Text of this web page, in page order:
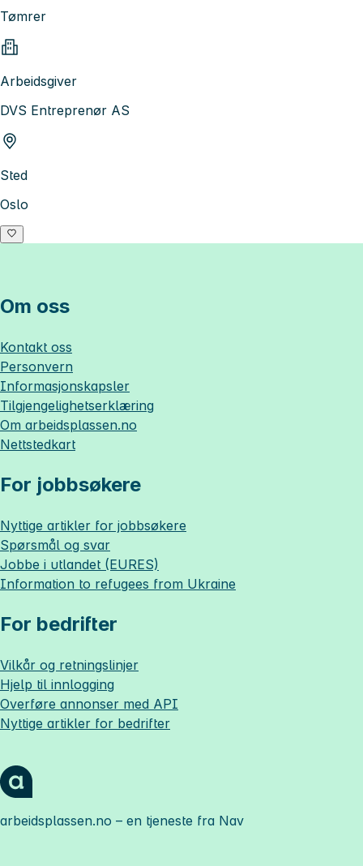
Tømrer
Arbeidsgiver
DVS Entreprenør AS
Sted
Oslo
Om oss
Kontakt oss
Personvern
Informasjonskapsler
Tilgjengelighetserklæring
Om arbeidsplassen.no
Nettstedkart
For jobbsøkere
Nyttige artikler for jobbsøkere
Spørsmål og svar
Jobbe i utlandet (EURES)
Information to refugees from Ukraine
For bedrifter
Vilkår og retningslinjer
Hjelp til innlogging
Overføre annonser med API
Nyttige artikler for bedrifter
arbeidsplassen.no – en tjeneste fra Nav